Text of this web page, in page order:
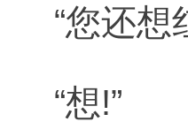
“您还想
“想!”